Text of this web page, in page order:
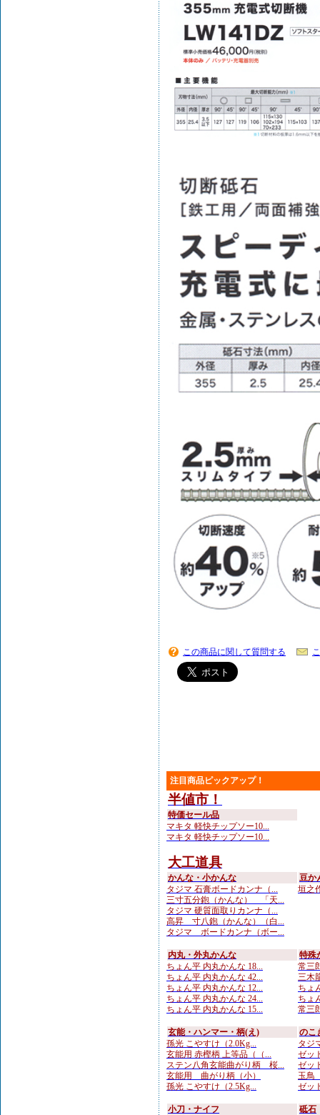
この商品に関して質問する
注目商品ピックアップ！
半値市！
特価セール品
マキタ 軽快チップソー10...
マキタ 軽快チップソー10...
大工道具
かんな・小かんな
タジマ 石膏ボードカンナ（...
三寸五分鉋（かんな） 「天...
タジマ 硬質面取りカンナ（...
高昇 寸八鉋（かんな）（白...
タジマ ボードカンナ（ボー...
豆か
垣之
内丸・外丸かんな
ちょん平 内丸かんな 18...
ちょん平 内丸かんな 42...
ちょん平 内丸かんな 12...
ちょん平 内丸かんな 24...
ちょん平 内丸かんな 15...
特殊
常三
三木
ちょ
ちょ
常三
玄能・ハンマー・柄(え)
孫光 こやすけ（2.0Kg...
玄能用 赤樫柄 上等品（（...
ステン八角玄能曲がり柄 桜...
玄能用 曲がり柄（小）
孫光 こやすけ（2.5Kg...
のこ
タジ
ゼッ
ゼッ
玉鳥
ゼッ
小刀・ナイフ
砥石